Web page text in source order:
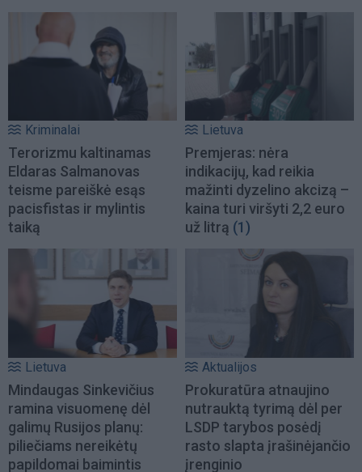
Kriminalai
Terorizmu kaltinamas
Eldaras Salmanovas
teisme pareiškė esąs
pacisfistas ir mylintis
taiką
Lietuva
Premjeras: nėra
indikacijų, kad reikia
mažinti dyzelino akcizą –
kaina turi viršyti 2,2 euro
už litrą (1)
Lietuva
Mindaugas Sinkevičius
ramina visuomenę dėl
galimų Rusijos planų:
piliečiams nereikėtų
papildomai baimintis
Aktualijos
Prokuratūra atnaujino
nutrauktą tyrimą dėl per
LSDP tarybos posėdį
rasto slapta įrašinėjančio
įrenginio